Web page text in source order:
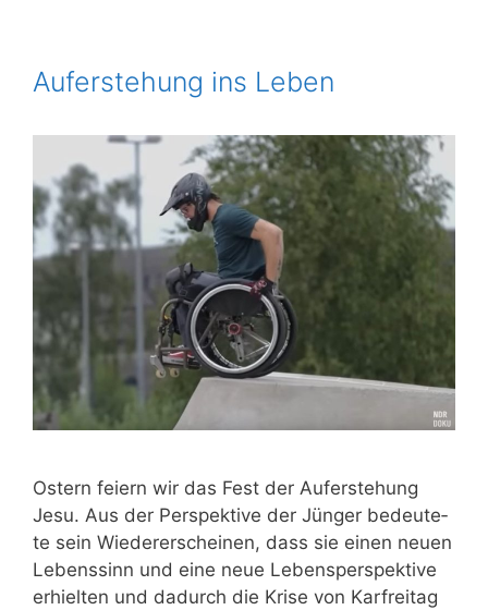
Auferstehung ins Leben
Ostern fei­ern wir das Fest der Auf­er­ste­hung
Jesu. Aus der Per­spek­ti­ve der Jün­ger bedeu­te­
te sein Wie­der­erschei­nen, dass sie einen neu­en
Lebens­sinn und eine neue Lebens­per­spek­ti­ve
erhiel­ten und dadurch die Kri­se von Kar­frei­tag